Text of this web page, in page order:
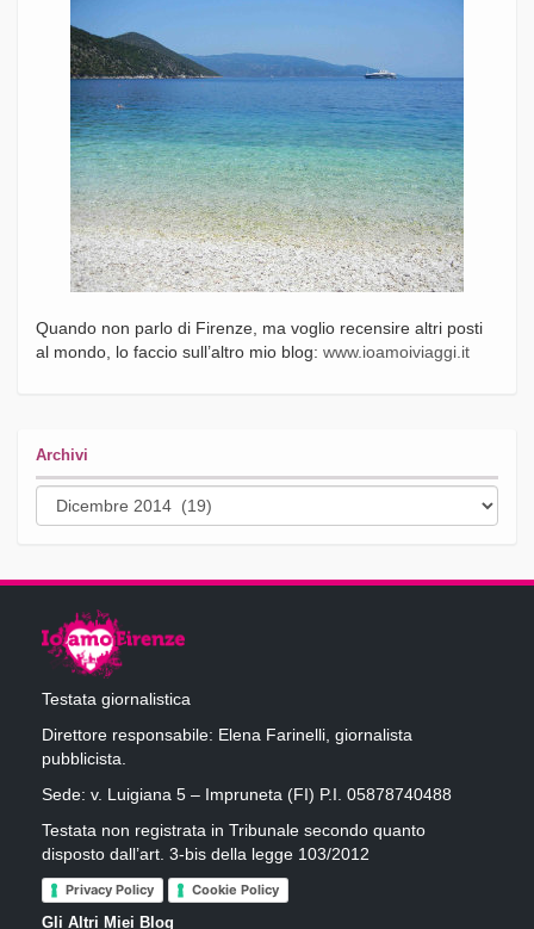
Quando non parlo di Firenze, ma voglio recensire altri posti
al mondo, lo faccio sull’altro mio blog: www.ioamoiviaggi.it
Archivi
Archivi
Testata giornalistica
Direttore responsabile: Elena Farinelli, giornalista
pubblicista.
Sede: v. Luigiana 5 – Impruneta (FI) P.I. 05878740488
Testata non registrata in Tribunale secondo quanto
disposto dall’art. 3-bis della legge 103/2012
Privacy Policy Cookie Policy
Gli Altri Miei Blog